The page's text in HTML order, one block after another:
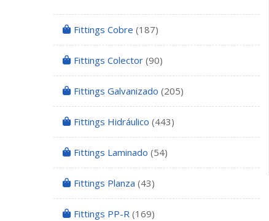
Fittings Cobre (187)
Fittings Colector (90)
Fittings Galvanizado (205)
Fittings Hidráulico (443)
Fittings Laminado (54)
Fittings Planza (43)
Fittings PP-R (169)